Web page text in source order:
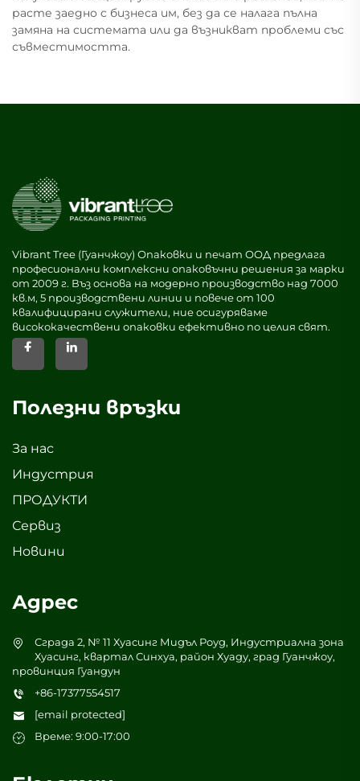
расте заедно с бизнеса им, без да се налага пълна
замяна на системата или да възникват проблеми със
съвместимостта.
Vibrant Tree (Гуанчжоу) Опаковки и печат ООД предлага
професионални комплексни опаковъчни решения за марки
от 2009 г. Въз основа на модерно производство над 7000
кв.м, 5 производствени линии и повече от 100
квалифицирани служители, ние осигуряваме
висококачествени опаковки ефективно по целия свят.
Полезни връзки
За нас
Индустрия
ПРОДУКТИ
Сервиз
Новини
Адрес
Сграда 2, № 11 Хуасинг Мидъл Роуд, Индустриална зона
Хуасинг, квартал Синхуа, район Хуаду, град Гуанчжоу,
провинция Гуандун
+86-17377554517
[email protected]
Време: 9:00-17:00